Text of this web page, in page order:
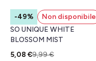
-49%
Non disponibile
SO UNIQUE WHITE
BLOSSOM MIST
5,08 €9,99 €